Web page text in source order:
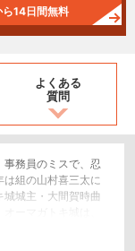
14日間無料
よくある
質問
務員のミスで、忍
組の山村喜三太に
城主・大間賀時曲
ーマガトキ城は、
行方不明となって